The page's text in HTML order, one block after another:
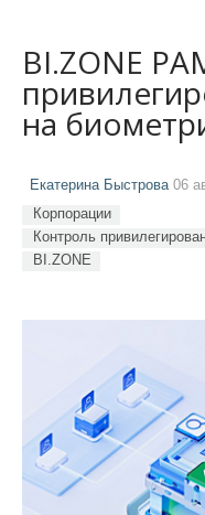
BI.ZONE
на
Екатерина Быстрова06
Корпорации
Контроль
BI.ZONE